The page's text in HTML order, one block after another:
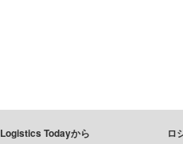
Logistics Todayから ロ